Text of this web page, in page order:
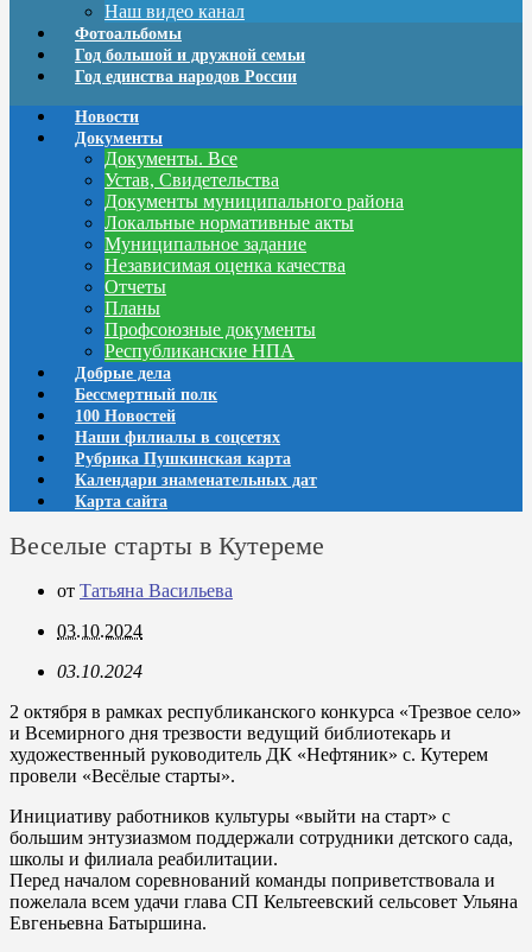
Наш видео канал
Фотоальбомы
Год большой и дружной семьи
Год единства народов России
Новости
Документы
Документы. Все
Устав, Свидетельства
Документы муниципального района
Локальные нормативные акты
Муниципальное задание
Независимая оценка качества
Отчеты
Планы
Профсоюзные документы
Республиканские НПА
Добрые дела
Бессмертный полк
100 Новостей
Наши филиалы в соцсетях
Рубрика Пушкинская карта
Календари знаменательных дат
Карта сайта
Веселые старты в Кутереме
от Татьяна Васильева
03.10.2024
03.10.2024
2 октября в рамках республиканского конкурса «Трезвое село»
и Всемирного дня трезвости ведущий библиотекарь и
художественный руководитель ДК «Нефтяник» с. Кутерем
провели «Весёлые старты».
Инициативу работников культуры «выйти на старт» с
большим энтузиазмом поддержали сотрудники детского сада,
школы и филиала реабилитации.
Перед началом соревнований команды поприветствовала и
пожелала всем удачи глава СП Кельтеевский сельсовет Ульяна
Евгеньевна Батыршина.